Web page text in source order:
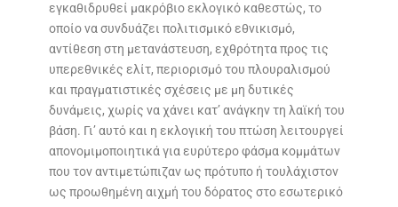
εγκαθιδρυθεί μακρόβιο εκλογικό καθεστώς, το
οποίο να συνδυάζει πολιτισμικό εθνικισμό,
αντίθεση στη μετανάστευση, εχθρότητα προς τις
υπερεθνικές ελίτ, περιορισμό του πλουραλισμού
και πραγματιστικές σχέσεις με μη δυτικές
δυνάμεις, χωρίς να χάνει κατ’ ανάγκην τη λαϊκή του
βάση. Γι’ αυτό και η εκλογική του πτώση λειτουργεί
απονομιμοποιητικά για ευρύτερο φάσμα κομμάτων
που τον αντιμετώπιζαν ως πρότυπο ή τουλάχιστον
ως προωθημένη αιχμή του δόρατος στο εσωτερικό